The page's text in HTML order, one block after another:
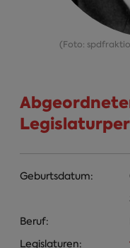
(Foto:
Geburtsdatum:
Beruf:
Legislaturen: